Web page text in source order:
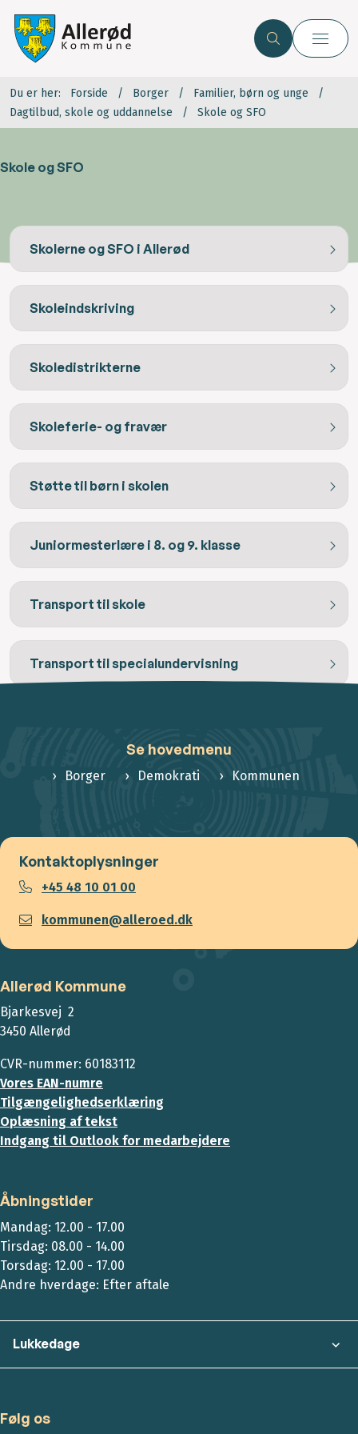
Du er her: Forside Borger
Familier, børn og unge
Dagtilbud, skole og uddannelse
Skole og SFO
Skole og SFO
Skolerne og SFO i Allerød
Skoleindskriving
Skoledistrikterne
Skoleferie- og fravær
Støtte til børn i skolen
Juniormesterlære i 8. og 9. klasse
Transport til skole
Transport til specialundervisning
Se hovedmenu
Borger Demokrati Kommunen
Kontaktoplysninger
+45 48 10 01 00
kommunen@alleroed.dk
Allerød Kommune
Bjarkesvej 2
3450 Allerød
CVR-nummer: 60183112
Vores EAN-numre
Tilgængelighedserklæring
Oplæsning af tekst
Indgang til Outlook for medarbejdere
Åbningstider
Mandag: 12.00 - 17.00
Tirsdag: 08.00 - 14.00
Torsdag: 12.00 - 17.00
Andre hverdage: Efter aftale
Lukkedage
Følg os